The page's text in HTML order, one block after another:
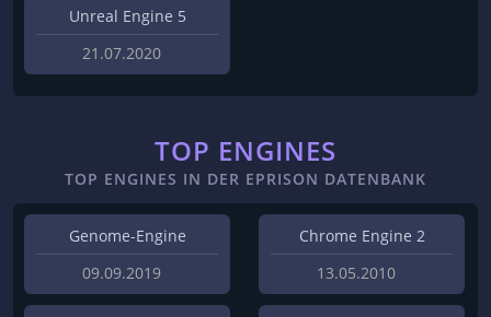
Unreal Engine 5
21.07.2020
TOP ENGINES
TOP ENGINES IN DER EPRISON DATENBANK
Genome-Engine
09.09.2019
Chrome Engine 2
13.05.2010